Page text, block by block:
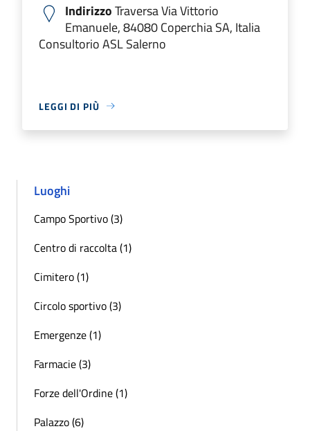
IndirizzoTraversa Via Vittorio
Emanuele, 84080 Coperchia SA, Italia
Consultorio ASL Salerno
LEGGI DI PIÙ
Luoghi
Campo Sportivo (3)
Centro di raccolta (1)
Cimitero (1)
Circolo sportivo (3)
Emergenze (1)
Farmacie (3)
Forze dell'Ordine (1)
Palazzo (6)